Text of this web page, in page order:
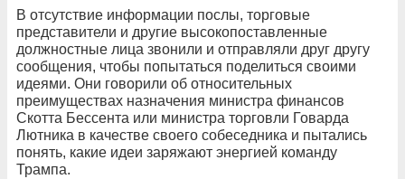
В отсутствие информации послы, торговые
представители и другие высокопоставленные
должностные лица звонили и отправляли друг другу
сообщения, чтобы попытаться поделиться своими
идеями. Они говорили об относительных
преимуществах назначения министра финансов
Скотта Бессента или министра торговли Говарда
Лютника в качестве своего собеседника и пытались
понять, какие идеи заряжают энергией команду
Трампа.